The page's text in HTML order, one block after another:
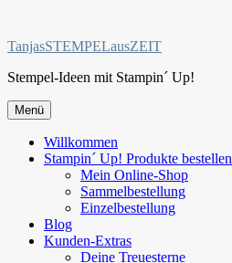
springen
TanjasSTEMPELausZEIT
Stempel-Ideen mit Stampin´ Up!
Menü
Willkommen
Stampin´ Up! Produkte bestellen
Mein Online-Shop
Sammelbestellung
Einzelbestellung
Blog
Kunden-Extras
Deine Treuesterne